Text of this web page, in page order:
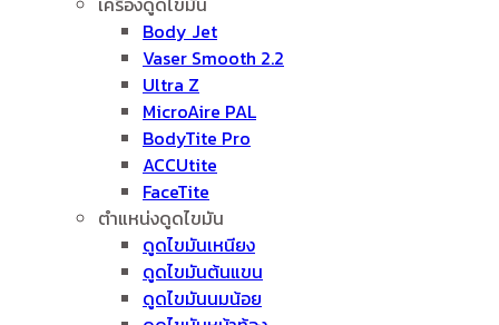
Body Jet
Vaser Smooth 2.2
Ultra Z
MicroAire PAL
BodyTite Pro
ACCUtite
FaceTite
ตำแหน่งดูดไขมัน
ดูดไขมันเหนียง
ดูดไขมันต้นแขน
ดูดไขมันนมน้อย